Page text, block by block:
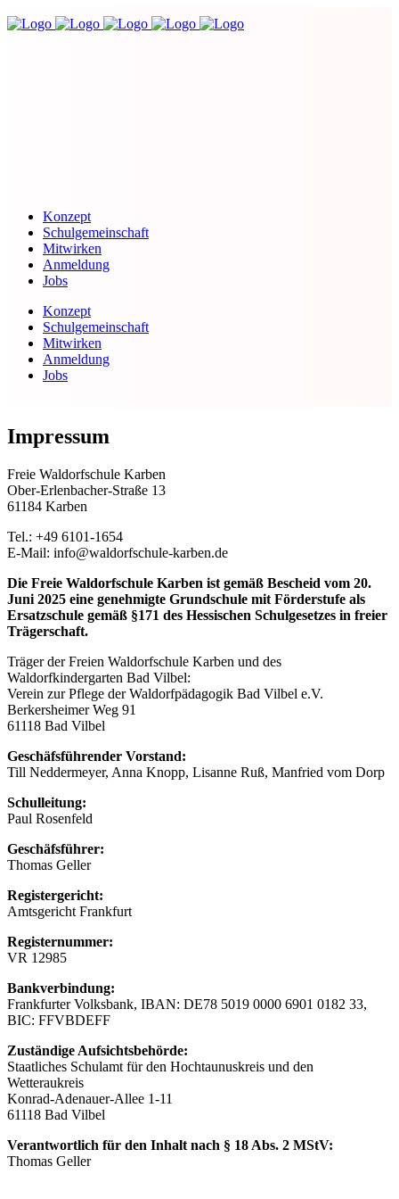
Konzept
Schulgemeinschaft
Mitwirken
Anmeldung
Jobs
Konzept
Schulgemeinschaft
Mitwirken
Anmeldung
Jobs
Impressum
Freie Waldorfschule Karben
Ober-Erlenbacher-Straße 13
61184 Karben
Tel.: +49 6101-1654
E-Mail: info@waldorfschule-karben.de
Die Freie Waldorfschule Karben ist gemäß Bescheid vom 20.
Juni 2025 eine genehmigte Grundschule mit Förderstufe als
Ersatzschule gemäß §171 des Hessischen Schulgesetzes in freier
Trägerschaft.
Träger der Freien Waldorfschule Karben und des
Waldorfkindergarten Bad Vilbel:
Verein zur Pflege der Waldorfpädagogik Bad Vilbel e.V.
Berkersheimer Weg 91
61118 Bad Vilbel
Geschäfsführender Vorstand:
Till Neddermeyer, Anna Knopp, Lisanne Ruß, Manfried vom Dorp
Schulleitung:
Paul Rosenfeld
Geschäfsführer:
Thomas Geller
Registergericht:
Amtsgericht Frankfurt
Registernummer:
VR 12985
Bankverbindung:
Frankfurter Volksbank, IBAN: DE78 5019 0000 6901 0182 33,
BIC: FFVBDEFF
Zuständige Aufsichtsbehörde:
Staatliches Schulamt für den Hochtaunuskreis und den
Wetteraukreis
Konrad-Adenauer-Allee 1-11
61118 Bad Vilbel
Verantwortlich für den Inhalt nach § 18 Abs. 2 MStV:
Thomas Geller